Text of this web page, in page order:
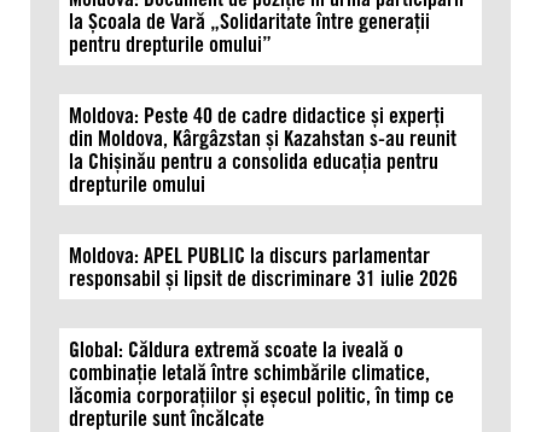
la Școala de Vară „Solidaritate între generații
pentru drepturile omului”
Moldova: Peste 40 de cadre didactice și experți
din Moldova, Kârgâzstan și Kazahstan s-au reunit
la Chișinău pentru a consolida educația pentru
drepturile omului
Moldova: APEL PUBLIC la discurs parlamentar
responsabil și lipsit de discriminare 31 iulie 2026
Global: Căldura extremă scoate la iveală o
combinație letală între schimbările climatice,
lăcomia corporațiilor și eșecul politic, în timp ce
drepturile sunt încălcate